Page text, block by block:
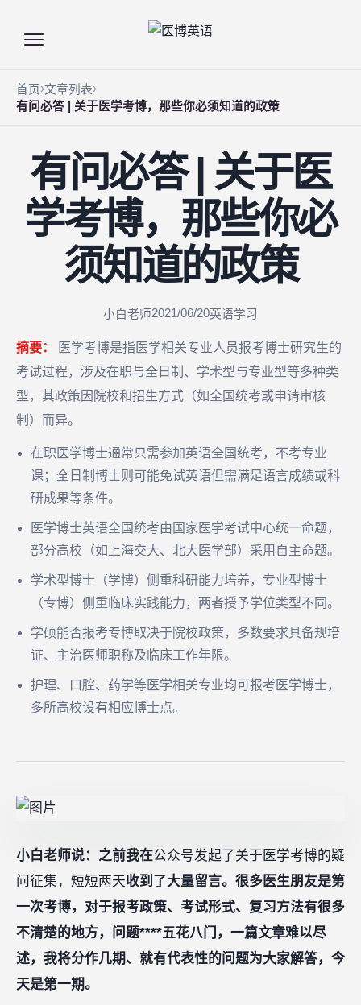
首页 文章列表
有问必答 | 关于医学考博，那些你必须知道的政策
有问必答 | 关于医
学考博，那些你必
须知道的政策
小白老师2021/06/20英语学习
摘要：
医学考博是指医学相关专业人员报考博士研究生的
考试过程，涉及在职与全日制、学术型与专业型等多种类
型，其政策因院校和招生方式（如全国统考或申请审核
制）而异。
在职医学博士通常只需参加英语全国统考，不考专业
课；全日制博士则可能免试英语但需满足语言成绩或科
研成果等条件。
医学博士英语全国统考由国家医学考试中心统一命题，
部分高校（如上海交大、北大医学部）采用自主命题。
学术型博士（学博）侧重科研能力培养，专业型博士
（专博）侧重临床实践能力，两者授予学位类型不同。
学硕能否报考专博取决于院校政策，多数要求具备规培
证、主治医师职称及临床工作年限。
护理、口腔、药学等医学相关专业均可报考医学博士，
多所高校设有相应博士点。
小白老师说：之前我在公众号发起了关于医学考博的疑
问征集，短短两天收到了大量留言。很多医生朋友是第
一次考博，对于报考政策、考试形式、复习方法有很多
不清楚的地方，问题****五花八门，一篇文章难以尽
述，我将分作几期、就有代表性的问题为大家解答，今
天是第一期。